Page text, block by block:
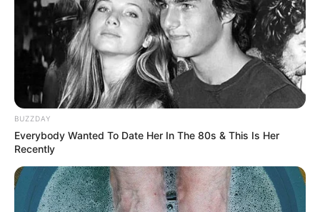
Os dados revelaram que mulheres tratadas com betabloqueadores
apresentaram maior risco de morte ,novo enfarte ou
hospitalização por insuficiência cardíacaem comparação às
que não receberam o medicamento.
BUZZDAY
Everybody Wanted To Date Her In The 80s & This Is Her
Recently